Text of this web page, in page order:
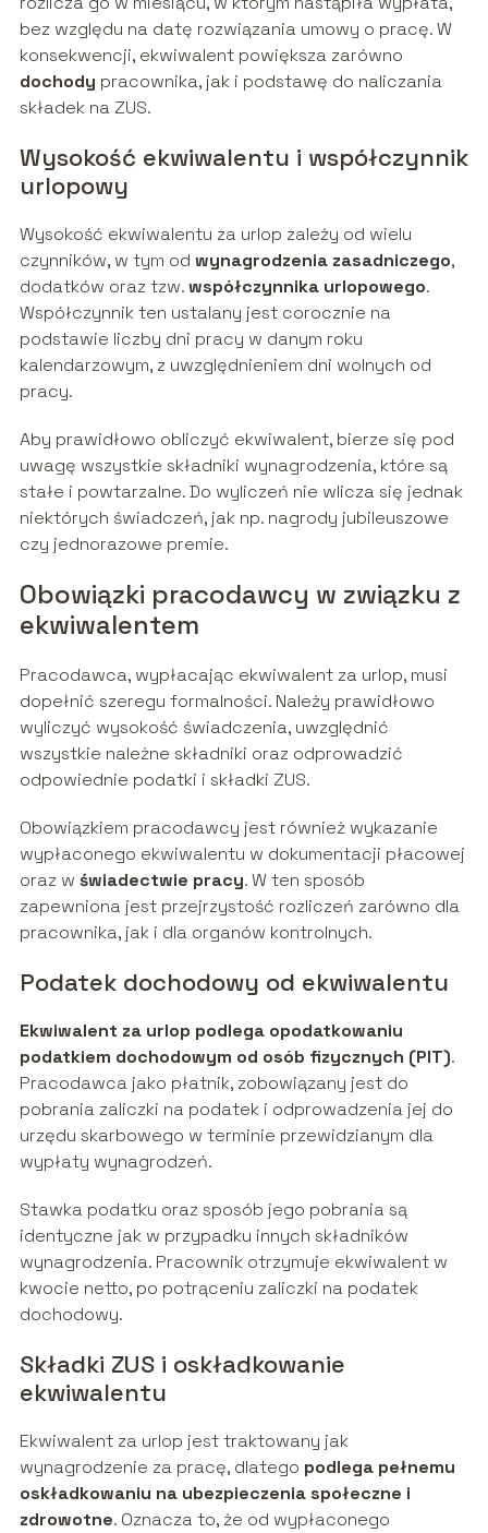
bez względu na datę rozwiązania umowy o pracę. W
konsekwencji, ekwiwalent powiększa zarówno
dochody pracownika, jak i podstawę do naliczania
składek na ZUS.
Wysokość ekwiwalentu i współczynnik
urlopowy
Wysokość ekwiwalentu za urlop zależy od wielu
czynników, w tym od wynagrodzenia zasadniczego,
dodatków oraz tzw.współczynnika urlopowego.
Współczynnik ten ustalany jest corocznie na
podstawie liczby dni pracy w danym roku
kalendarzowym, z uwzględnieniem dni wolnych od
pracy.
Aby prawidłowo obliczyć ekwiwalent, bierze się pod
uwagę wszystkie składniki wynagrodzenia, które są
stałe i powtarzalne. Do wyliczeń nie wlicza się jednak
niektórych świadczeń, jak np. nagrody jubileuszowe
czy jednorazowe premie.
Obowiązki pracodawcy w związku z
ekwiwalentem
Pracodawca, wypłacając ekwiwalent za urlop, musi
dopełnić szeregu formalności. Należy prawidłowo
wyliczyć wysokość świadczenia, uwzględnić
wszystkie należne składniki oraz odprowadzić
odpowiednie podatki i składki ZUS.
Obowiązkiem pracodawcy jest również wykazanie
wypłaconego ekwiwalentu w dokumentacji płacowej
oraz w świadectwie pracy. W ten sposób
zapewniona jest przejrzystość rozliczeń zarówno dla
pracownika, jak i dla organów kontrolnych.
Podatek dochodowy od ekwiwalentu
Ekwiwalent za urlop podlega opodatkowaniu
podatkiem dochodowym od osób fizycznych (PIT).
Pracodawca jako płatnik, zobowiązany jest do
pobrania zaliczki na podatek i odprowadzenia jej do
urzędu skarbowego w terminie przewidzianym dla
wypłaty wynagrodzeń.
Stawka podatku oraz sposób jego pobrania są
identyczne jak w przypadku innych składników
wynagrodzenia. Pracownik otrzymuje ekwiwalent w
kwocie netto, po potrąceniu zaliczki na podatek
dochodowy.
Składki ZUS i oskładkowanie
ekwiwalentu
Ekwiwalent za urlop jest traktowany jak
wynagrodzenie za pracę, dlatego podlega pełnemu
oskładkowaniu na ubezpieczenia społeczne i
zdrowotne. Oznacza to, że od wypłaconego